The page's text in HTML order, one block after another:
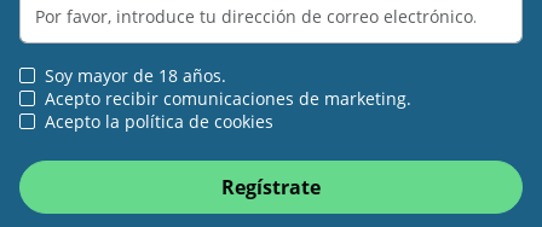
Soy mayor de 18 años.
Acepto recibir comunicaciones de marketing.
Acepto la política de cookies
Regístrate